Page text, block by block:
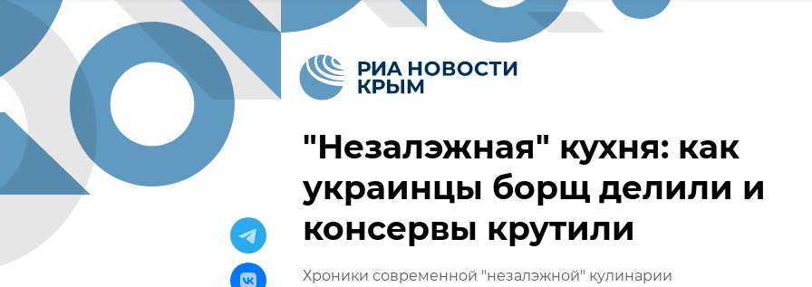
"Незалэжная" кухня: как
украинцы борщ делили и
консервы крутили
Хроники современной "незалэжной" кулинарии